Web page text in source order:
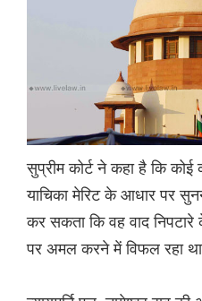
सुप्रीम कोर्ट ने कहा है कि
याचिका मेरिट के आधार पर
कर सकता कि वह वाद निपटारे
पर अमल करने में विफल रहा